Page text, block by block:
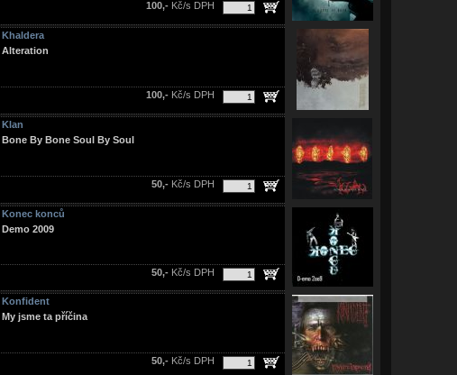
100,-Kč/s DPH
Khaldera
Alteration
100,-Kč/s DPH
Klan
Bone By Bone Soul By Soul
50,-Kč/s DPH
Konec konců
Demo 2009
50,-Kč/s DPH
Konfident
My jsme ta příčina
50,-Kč/s DPH